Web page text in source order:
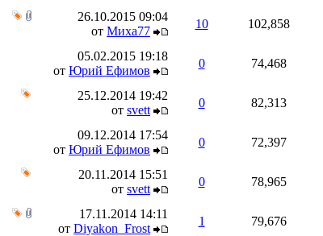
26.10.2015 09:04
от Миха77
10 102,858
05.02.2015 19:18
от Юрий Ефимов
0 74,468
25.12.2014 19:42
от svett
0 82,313
09.12.2014 17:54
от Юрий Ефимов
0 72,397
20.11.2014 15:51
от svett
0 78,965
17.11.2014 14:11
от Diyakon_Frost
1 79,676